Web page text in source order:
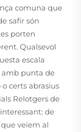
comuna que
safir són
porten
Qualsevol
escala
amb punta de
certs abrasius
Relotgers de
de
veiem al